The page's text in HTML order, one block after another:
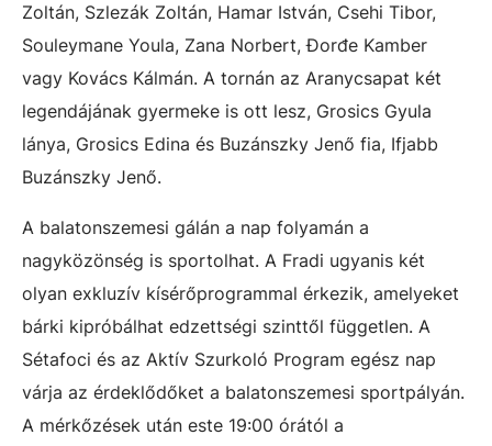
Zoltán, Szlezák Zoltán, Hamar István, Csehi Tibor,
Souleymane Youla, Zana Norbert, Đorđe Kamber
vagy Kovács Kálmán. A tornán az Aranycsapat két
legendájának gyermeke is ott lesz, Grosics Gyula
lánya, Grosics Edina és Buzánszky Jenő fia, Ifjabb
Buzánszky Jenő.
A balatonszemesi gálán a nap folyamán a
nagyközönség is sportolhat. A Fradi ugyanis két
olyan exkluzív kísérőprogrammal érkezik, amelyeket
bárki kipróbálhat edzettségi szinttől független. A
Sétafoci és az Aktív Szurkoló Program egész nap
várja az érdeklődőket a balatonszemesi sportpályán.
A mérkőzések után este 19:00 órától a